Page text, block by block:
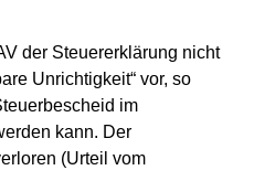
der Steuererklärung nicht
Unrichtigkeit“ vor, so
im
kann. Der
(Urteil vom